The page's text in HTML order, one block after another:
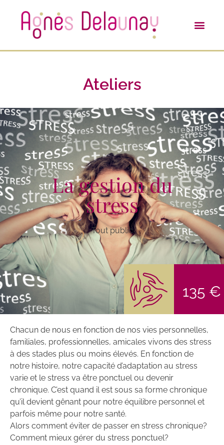
Ateliers
La gestion du
stress
Tout public
135 €
Chacun de nous en fonction de nos vies personnelles,
familiales, professionnelles, amicales vivons des stress
à des stades plus ou moins élevés. En fonction de
notre histoire, notre capacité d’adaptation au stress
varie et le stress va être ponctuel ou devenir
chronique. C’est quand il est sous sa forme chronique
qu’il devient gênant pour notre équilibre personnel et
parfois même pour notre santé.
Alors comment éviter de passer en stress chronique?
Comment mieux gérer du stress ponctuel?